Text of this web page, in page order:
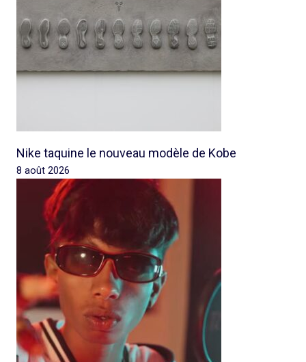
Nike taquine le nouveau modèle de Kobe
8 août 2026